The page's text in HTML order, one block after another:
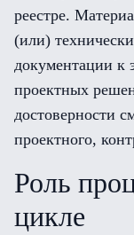
реестре.
(или)
документации к
проектных
достоверности
проектного,
Роль
цикле